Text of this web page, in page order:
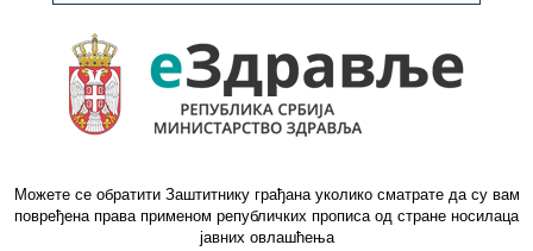
Можете се обратити Заштитнику грађана уколико сматрате да су вам
повређена права применом републичких прописа од стране носилаца
јавних овлашћења